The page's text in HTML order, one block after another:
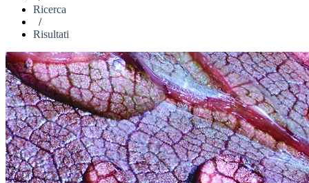
Ricerca
/
Risultati